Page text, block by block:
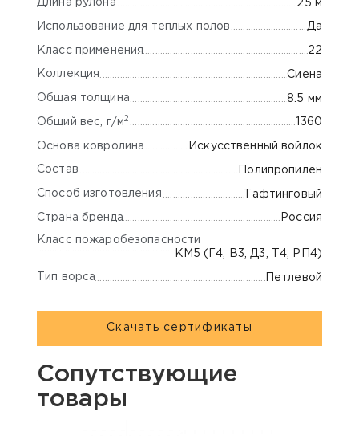
Длина рулона 25 м
Использование для теплых полов Да
Класс применения 22
Коллекция Сиена
Общая толщина 8.5 мм
Общий вес, г/м2 1360
Основа ковролина Искусственный войлок
Состав Полипропилен
Способ изготовления Тафтинговый
Страна бренда Россия
Класс пожаробезопасности
КМ5 (Г4, В3, Д3, Т4, РП4)
Тип ворса Петлевой
Скачать сертификаты
Сопутствующие
товары